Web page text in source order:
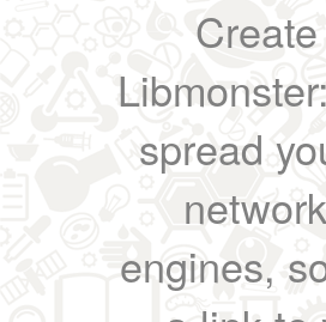
spread
engines,